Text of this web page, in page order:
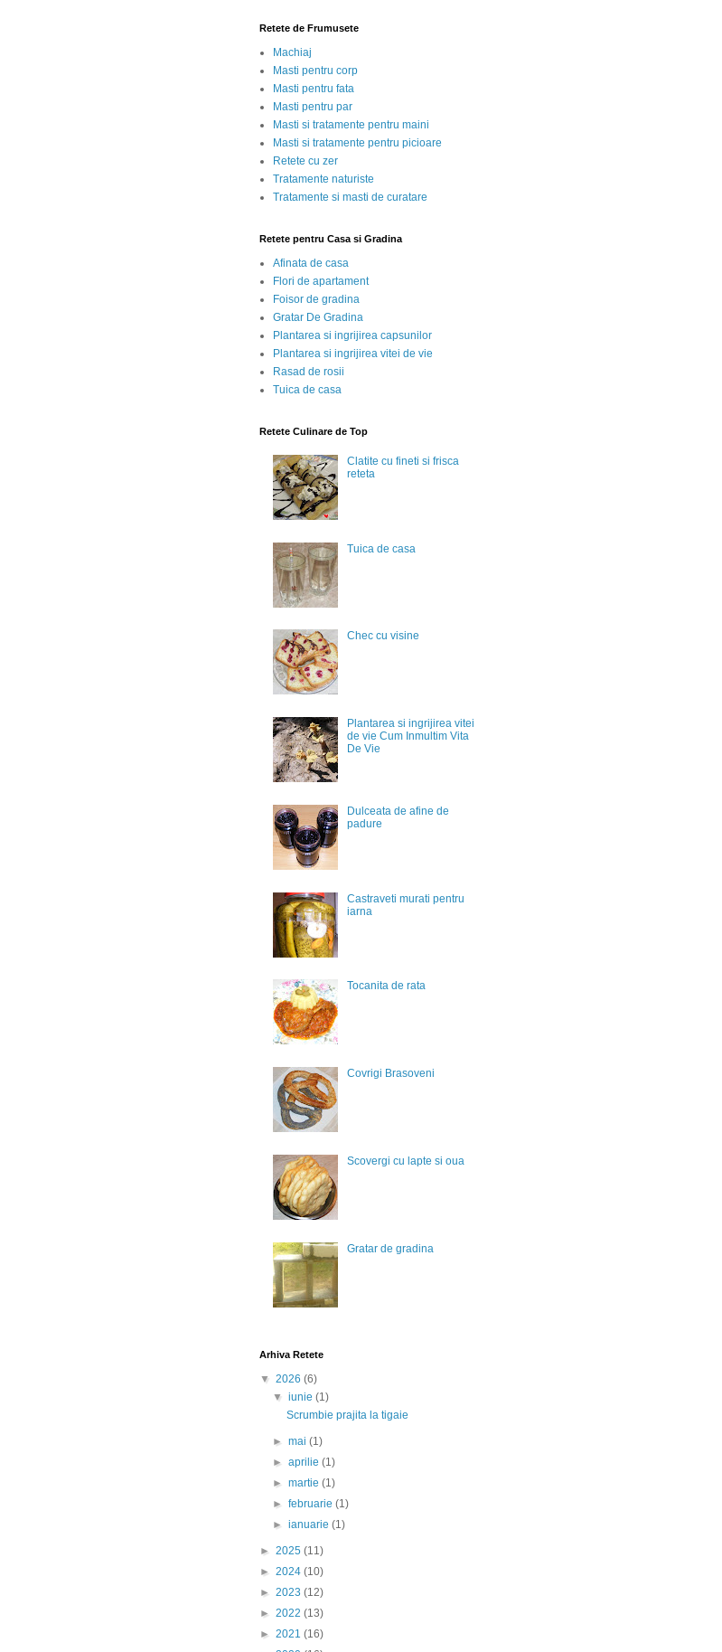
Retete de Frumusete
Machiaj
Masti pentru corp
Masti pentru fata
Masti pentru par
Masti si tratamente pentru maini
Masti si tratamente pentru picioare
Retete cu zer
Tratamente naturiste
Tratamente si masti de curatare
Retete pentru Casa si Gradina
Afinata de casa
Flori de apartament
Foisor de gradina
Gratar De Gradina
Plantarea si ingrijirea capsunilor
Plantarea si ingrijirea vitei de vie
Rasad de rosii
Tuica de casa
Retete Culinare de Top
Clatite cu fineti si frisca
reteta
Tuica de casa
Chec cu visine
Plantarea si ingrijirea vitei
de vie Cum Inmultim Vita
De Vie
Dulceata de afine de
padure
Castraveti murati pentru
iarna
Tocanita de rata
Covrigi Brasoveni
Scovergi cu lapte si oua
Gratar de gradina
Arhiva Retete
▼ 2026 (6)
▼iunie(1)
Scrumbie prajita la tigaie
►mai(1)
►aprilie(1)
►martie(1)
►februarie(1)
►ianuarie(1)
► 2025 (11)
► 2024 (10)
► 2023 (12)
► 2022 (13)
► 2021 (16)